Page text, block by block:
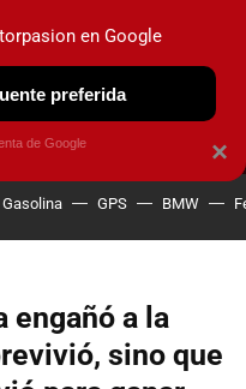
NUEVO
OBSERVATORIO
Gasolina GPS BMW
engañó a la
sino que
×
en Google
preferida
de Google